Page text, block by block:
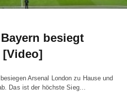
besiegt
[Video]
Arsenal London zu Hause und
Das ist der höchste Sieg…